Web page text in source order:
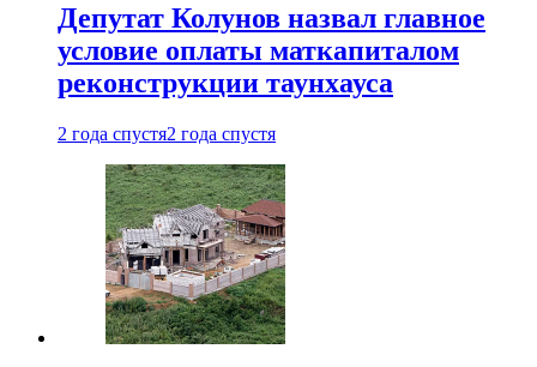
Депутат Колунов назвал главное
условие оплаты маткапиталом
реконструкции таунхауса
2 года спустя2 года спустя